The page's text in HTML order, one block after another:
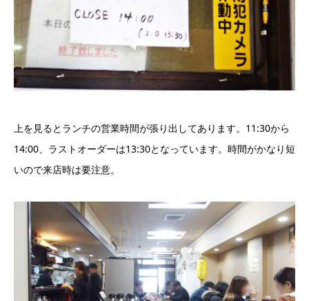
上を見るとランチの営業時間が張り出してあります。11:30から
14:00、ラストオーダーは13:30となっています。時間がかなり短
いので来店時は要注意。